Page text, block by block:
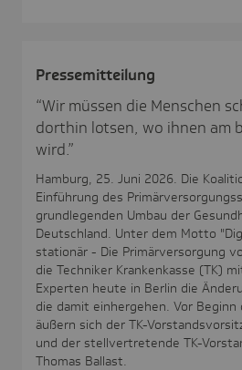
Pres­se­mit­tei­lung
“Wir müssen die Menschen
dorthin lotsen, wo ihnen am
wird.”
Hamburg, 25. Juni 2026. Die
Einführung des
grundlegenden Umbau der
Deutschland. Unter dem Motto
stationär - Die Primärversorgung
die Techniker Krankenkasse (TK)
Experten heute in Berlin die
die damit einhergehen. Vor
äußern sich der TK-
und der stellvertretende TK-
Thomas Ballast.